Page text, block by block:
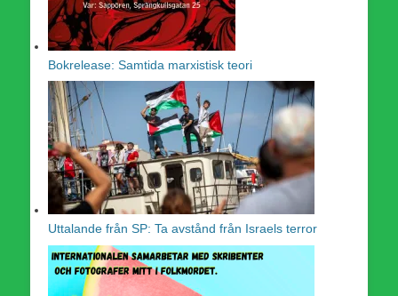
Bokrelease: Samtida marxistisk teori
Uttalande från SP: Ta avstånd från Israels terror